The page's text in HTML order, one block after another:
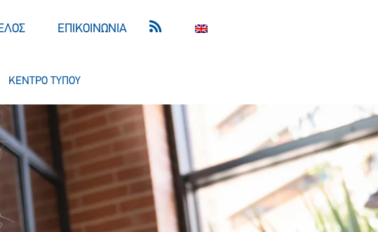
ΕΠΙΚΟΙΝΩΝΙΑ
ΚΕΝΤΡΟ ΤΥΠΟΥ